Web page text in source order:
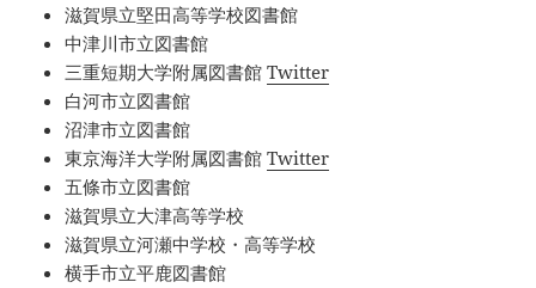
滋賀県立堅田高等学校図書館
中津川市立図書館
三重短期大学附属図書館Twitter
白河市立図書館
沼津市立図書館
東京海洋大学附属図書館Twitter
五條市立図書館
滋賀県立大津高等学校
滋賀県立河瀬中学校・高等学校
横手市立平鹿図書館